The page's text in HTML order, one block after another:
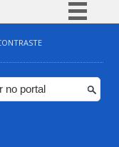
Simplifique!
BR
Participe